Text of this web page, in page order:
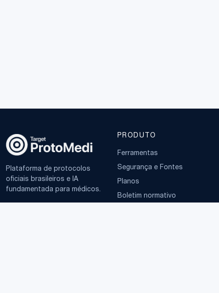
Plataforma de protocolos
oficiais brasileiros e IA
fundamentada para médicos.
PRODUTO
Ferramentas
Segurança e Fontes
Planos
Boletim normativo